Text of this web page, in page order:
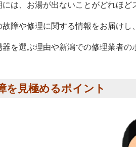
は、お湯が出ないことがどれほど
障や修理に関する情報をお届けし、
を選ぶ理由や新潟での修理業者の
を見極めるポイント